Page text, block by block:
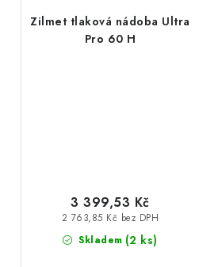
Zilmet tlaková nádoba Ultra
Pro 60 H
Skladem (2 ks)
2 763,85 Kč bez DPH
3 399,53 Kč